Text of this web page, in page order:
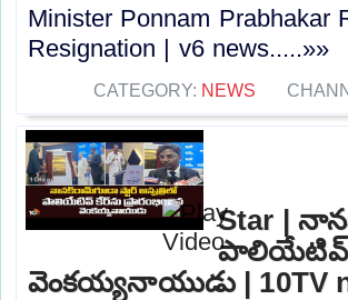
Minister Ponnam Prabhakar
Resignation | v6 news.....»»
CATEGORY: NEWS
Star |
పాలియేటివ్
వెంకయ్యనాయుడు | 10TV